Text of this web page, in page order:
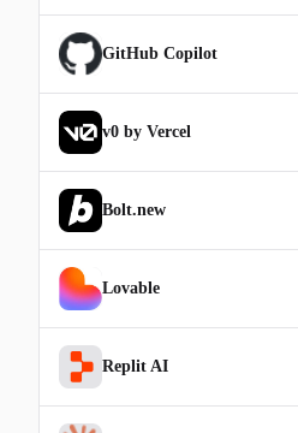
GitHub Copilot
v0 by Vercel
Bolt.new
Lovable
Replit AI